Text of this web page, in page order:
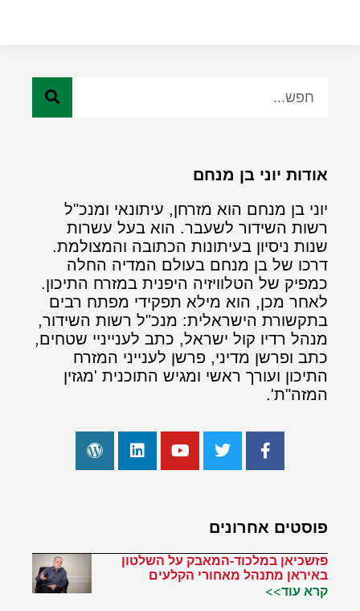
אודות יוני בן מנחם
יוני בן מנחם הוא מזרחן, עיתונאי ומנכ"ל
רשות השידור לשעבר. הוא בעל עשרות
שנות ניסיון בעיתונות הכתובה והמצולמת.
דרכו של בן מנחם בעולם המדיה החלה
כמפיק של הטלוויזיה היפנית במזרח התיכון.
לאחר מכן, הוא מילא תפקידי מפתח רבים
בתקשורת הישראלית: מנכ"ל רשות השידור,
מנהל רדיו קול ישראל, כתב לענייניי שטחים,
כתב ופרשן מדיני, פרשן לענייני המזרח
התיכון ועורך ראשי ומגיש התוכנית 'מגזין
המזה"ת'.
פוסטים אחרונים
פזשכיאן במלכוד-המאבק על השלטון
באיראן מתנהל מאחורי הקלעים
קרא עוד>>